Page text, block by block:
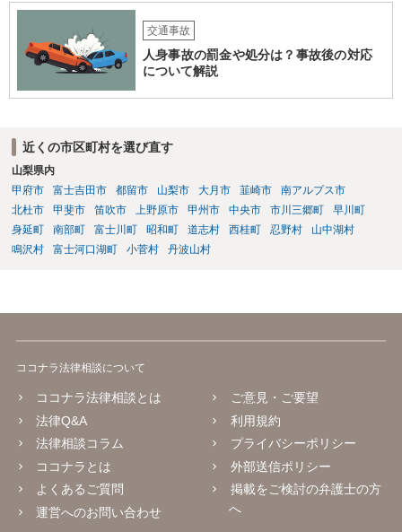
交通事故
人身事故の罰金や処分は？事故後の対応
について解説
近くの市区町村を選び直す
山梨県内
甲府市
富士吉田市 都留市 山梨市 大月市 韮崎市
南アルプス市
北杜市
甲斐市 笛吹市 上野原市 甲州市 中央市 市川三郷町
早川町
身延町
南部町 富士川町 昭和町 道志村 西桂町 忍野村
山中湖村
鳴沢村
富士河口湖町 小菅村 丹波山村
ココナラ法律相談について
ココナラ法律相談とは
法律Q&A
法律相談コラム
ココナラとは
よくあるご質問
運営へのお問い合わせ
ご意見・ご要望
利用規約
プライバシーポリシー
外部送信ポリシー
掲載をご検討の弁護士の方
へ